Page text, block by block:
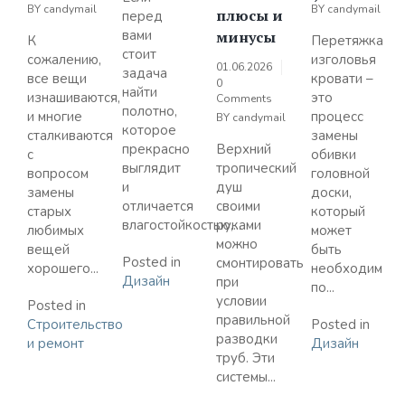
BY candymail
К
сожалению,
все вещи
изнашиваются,
и многие
сталкиваются
с
вопросом
замены
старых
любимых
вещей
хорошего...
Posted in
Строительство
и ремонт
перед
вами
стоит
задача
найти
полотно,
которое
прекрасно
выглядит
и
отличается
влагостойкостью,...
Posted in
Дизайн
плюсы и
минусы
01.06.2026
0
Comments
BY candymail
Верхний
тропический
душ
своими
руками
можно
смонтировать
при
условии
правильной
разводки
труб. Эти
системы...
BY candymail
Перетяжка
изголовья
кровати –
это
процесс
замены
обивки
головной
доски,
который
может
быть
необходим
по...
Posted in
Дизайн